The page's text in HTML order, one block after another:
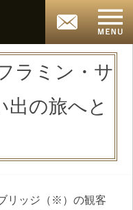
ラミン・サ
出の旅へと
リッジ（※）の観客